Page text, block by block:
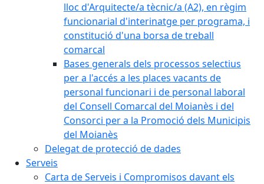
lloc d'Arquitecte/a tècnic/a (A2), en règim
funcionarial d'interinatge per programa, i
constitució d'una borsa de treball
comarcal
Bases generals dels processos selectius
per a l'accés a les places vacants de
personal funcionari i de personal laboral
del Consell Comarcal del Moianès i del
Consorci per a la Promoció dels Municipis
del Moianès
Delegat de protecció de dades
Serveis
Carta de Serveis i Compromisos davant els